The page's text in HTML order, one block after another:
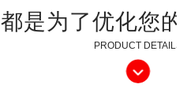
都是为了优化您
PRODUCT DETAILS